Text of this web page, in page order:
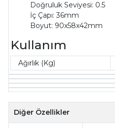
Doğruluk Seviyesi: 0.5
İç Çapı: 36mm
Boyut: 90x58x42mm
Kullanım
Ağırlık (Kg)
Diğer Özellikler